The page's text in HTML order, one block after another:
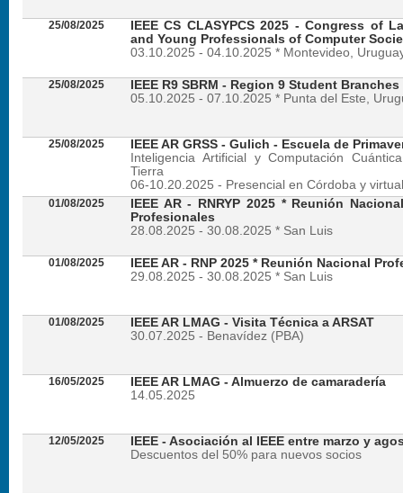
25/08/2025
IEEE CS CLASYPCS 2025 - Congress of
and Young Professionals of Computer
03.10.2025 - 04.10.2025 * Montevideo,
25/08/2025
IEEE R9 SBRM - Region 9 Student
05.10.2025 - 07.10.2025 * Punta del Este,
25/08/2025
IEEE AR GRSS - Gulich - Escuela de
Inteligencia Artificial y Computación
Tierra
06-10.20.2025 - Presencial en Córdoba y virtual
01/08/2025
IEEE AR - RNRYP 2025 * Reunión
Profesionales
28.08.2025 - 30.08.2025 * San Luis
01/08/2025
IEEE AR - RNP 2025 * Reunión Nacional
29.08.2025 - 30.08.2025 * San Luis
01/08/2025
IEEE AR LMAG - Visita Técnica a ARSAT
30.07.2025 - Benavídez (PBA)
16/05/2025
IEEE AR LMAG - Almuerzo de camaradería
14.05.2025
12/05/2025
IEEE - Asociación al IEEE entre marzo y
Descuentos del 50% para nuevos socios